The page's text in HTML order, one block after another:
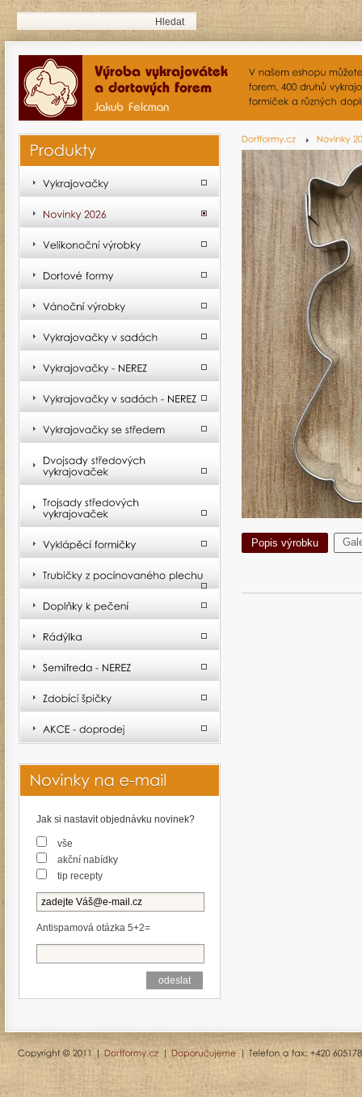
Popis výrobku
Jak si nastavit objednávku novinek?
vše
akční nabídky
tip recepty
Antispamová otázka 5+2=